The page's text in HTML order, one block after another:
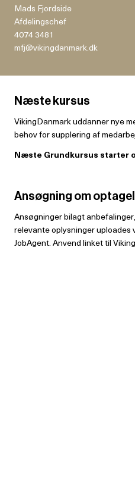
Mads Fjordside
Afdelingschef
4074 3481
Næste kursus
VikingDanmark uddanner nye
behov for supplering af
Næste Grundkursus starter
Ansøgning om
Ansøgninger bilagt
relevante oplysninger uploades
JobAgent. Anvend linket til